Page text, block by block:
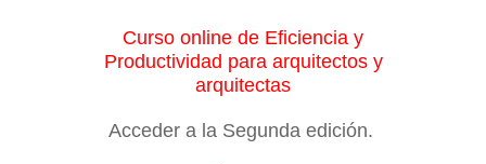
Curso online de Eficiencia y
Productividad para arquitectos y
arquitectas
Acceder a la Segunda edición.